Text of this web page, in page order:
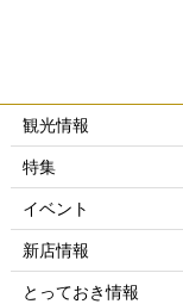
観光情報
特集
イベント
新店情報
とっておき情報